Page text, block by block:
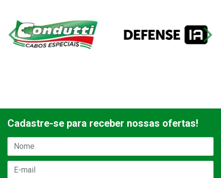
Cadastre-se para receber nossas ofertas!